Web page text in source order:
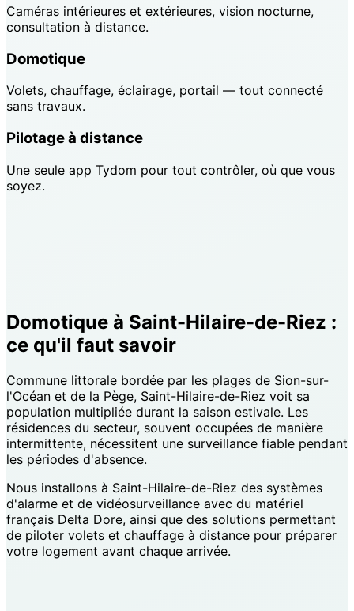
Caméras intérieures et extérieures, vision nocturne,
consultation à distance.
Domotique
Volets, chauffage, éclairage, portail — tout connecté
sans travaux.
Pilotage à distance
Une seule app Tydom pour tout contrôler, où que vous
soyez.
Domotique à Saint-Hilaire-de-Riez :
ce qu'il faut savoir
Commune littorale bordée par les plages de Sion-sur-
l'Océan et de la Pège, Saint-Hilaire-de-Riez voit sa
population multipliée durant la saison estivale. Les
résidences du secteur, souvent occupées de manière
intermittente, nécessitent une surveillance fiable pendant
les périodes d'absence.
Nous installons à Saint-Hilaire-de-Riez des systèmes
d'alarme et de vidéosurveillance avec du matériel
français Delta Dore, ainsi que des solutions permettant
de piloter volets et chauffage à distance pour préparer
votre logement avant chaque arrivée.